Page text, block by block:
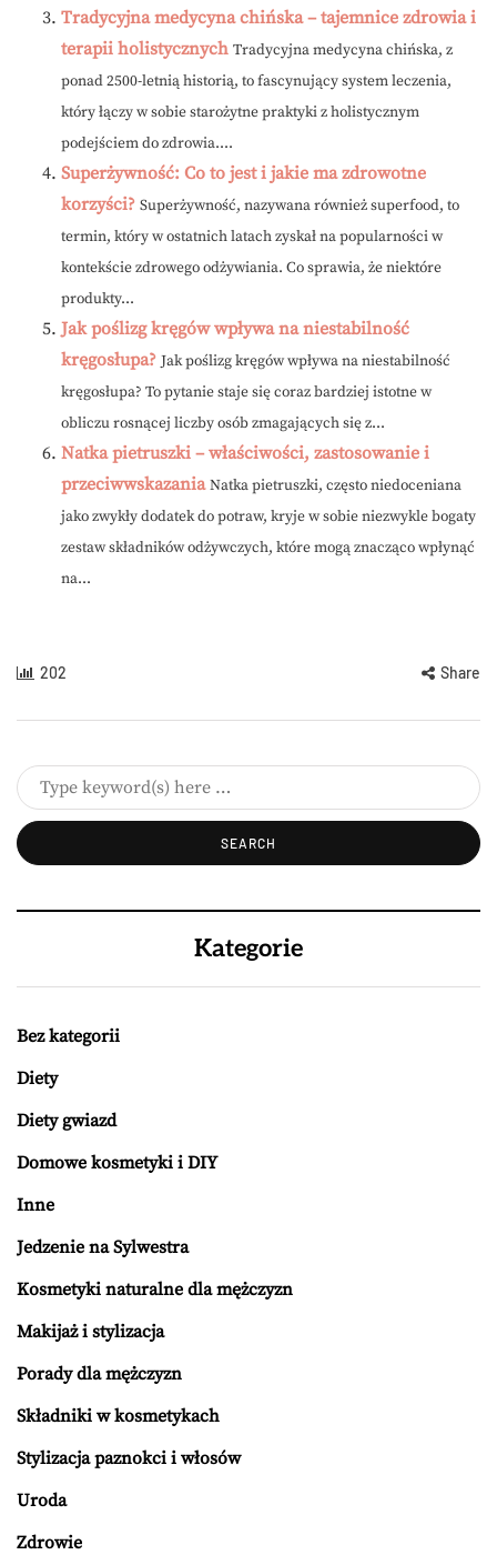
Tradycyjna medycyna chińska – tajemnice zdrowia i
terapii holistycznych Tradycyjna medycyna chińska, z
ponad 2500-letnią historią, to fascynujący system leczenia,
który łączy w sobie starożytne praktyki z holistycznym
podejściem do zdrowia....
Superżywność: Co to jest i jakie ma zdrowotne
korzyści? Superżywność, nazywana również superfood, to
termin, który w ostatnich latach zyskał na popularności w
kontekście zdrowego odżywiania. Co sprawia, że niektóre
produkty...
Jak poślizg kręgów wpływa na niestabilność
kręgosłupa? Jak poślizg kręgów wpływa na niestabilność
kręgosłupa? To pytanie staje się coraz bardziej istotne w
obliczu rosnącej liczby osób zmagających się z...
Natka pietruszki – właściwości, zastosowanie i
przeciwwskazania Natka pietruszki, często niedoceniana
jako zwykły dodatek do potraw, kryje w sobie niezwykle bogaty
zestaw składników odżywczych, które mogą znacząco wpłynąć
na...
202 Share
Kategorie
Bez kategorii
Diety
Diety gwiazd
Domowe kosmetyki i DIY
Inne
Jedzenie na Sylwestra
Kosmetyki naturalne dla mężczyzn
Makijaż i stylizacja
Porady dla mężczyzn
Składniki w kosmetykach
Stylizacja paznokci i włosów
Uroda
Zdrowie